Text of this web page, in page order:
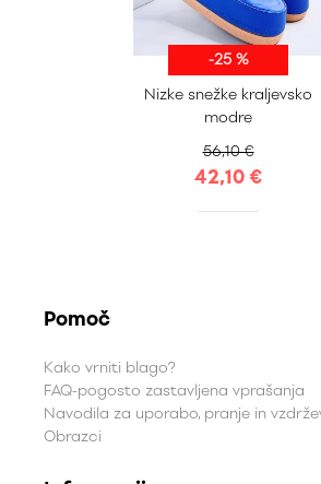
-25 %
Nizke snežke kraljevsko
modre
56,10 €
42,10 €
35-36
37-38
41-42
Pomoč
Kako vrniti blago?
FAQ-pogosto zastavljena vprašanja
Navodila za uporabo, pranje in
Obrazci